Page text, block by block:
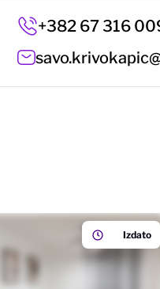
+382 67 316
Izdato